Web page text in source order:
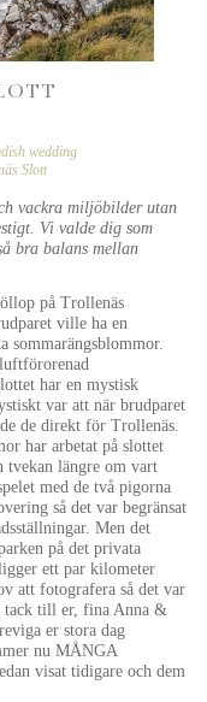
wedding
Slott
vackra miljöbilder utan
Vi valde dig som
bra balans mellan
på Trollenäs
ville ha en
sommarängsblommor.
har en mystisk
var att när brudparet
de direkt för Trollenäs.
har arbetat på slottet
längre om vart
med de två pigorna
så det var begränsat
Men det
på det privata
ett par kilometer
att fotografera så det var
tack till er, fina Anna &
er stora dag
nu MÅNGA
visat tidigare och dem